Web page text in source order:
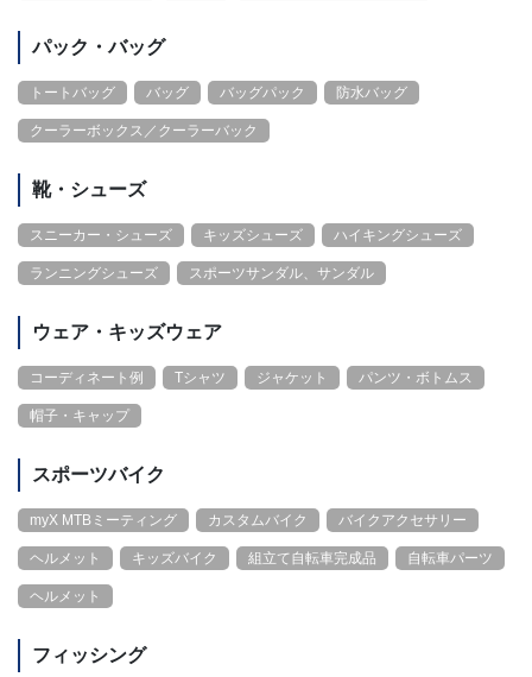
パック・バッグ
トートバッグ バッグ バッグパック 防水バッグ
クーラーボックス／クーラーバック
靴・シューズ
スニーカー・シューズ キッズシューズ ハイキングシューズ
ランニングシューズ スポーツサンダル、サンダル
ウェア・キッズウェア
コーディネート例 Tシャツ ジャケット パンツ・ボトムス
帽子・キャップ
スポーツバイク
myX MTBミーティング カスタムバイク バイクアクセサリー
ヘルメット キッズバイク 組立て自転車完成品 自転車パーツ
ヘルメット
フィッシング